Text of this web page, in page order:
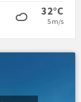
32°C
5 m/s